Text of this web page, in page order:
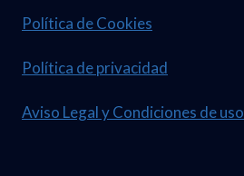
Política de Cookies
Política de privacidad
Aviso Legal y Condiciones de uso